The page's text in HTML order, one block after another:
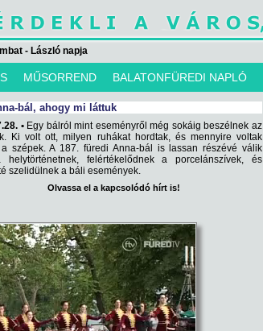
- László napja
MŰSORREND BALATONFÜREDI NAPLÓ
bál, ahogy mi láttuk
•Egy bálról mint eseményről még sokáig beszélnek az
Ki volt ott, milyen ruhákat hordtak, és mennyire voltak
szépek. A 187. füredi Anna-bál is lassan részévé válik
felértékelődnek a porcelánszívek, és
szelidülnek a báli események.
Olvassa el a kapcsolódó hírt is!